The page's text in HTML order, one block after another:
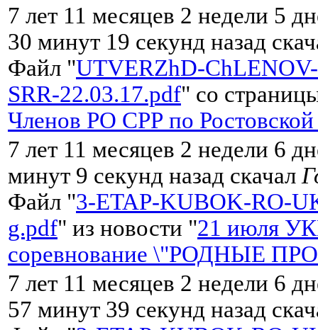
7 лет 11 месяцев 2 недели 5
30 минут 19 секунд назад
Файл "UTVERZhD-
SRR-22.03.17.pdf" со
Членов РО CРР по Ростовской
7 лет 11 месяцев 2 недели 6
минут 9 секунд назад скачал
Файл "3-ETAP-KUBOK-RO-
g.pdf" из новости "21 июля
соревнование \"РОДНЫЕ
7 лет 11 месяцев 2 недели 6
57 минут 39 секунд назад